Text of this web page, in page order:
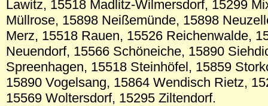
Lawitz, 15518 Madlitz-Wilmersdorf, 15299
Müllrose, 15898 Neißemünde, 15898
Merz, 15518 Rauen, 15526 Reichenwalde,
Neuendorf, 15566 Schöneiche, 15890
Spreenhagen, 15518 Steinhöfel, 15859
15890 Vogelsang, 15864 Wendisch Rietz,
15569 Woltersdorf, 15295 Ziltendorf.